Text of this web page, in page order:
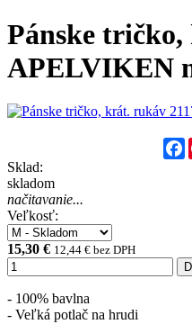
Pánske
APELVIKEN
Sklad:
skladom
načitavanie...
Veľkosť:
15,30 € 12,44 € bez DPH
- 100% bavlna
- Veľká potlač na hrudi